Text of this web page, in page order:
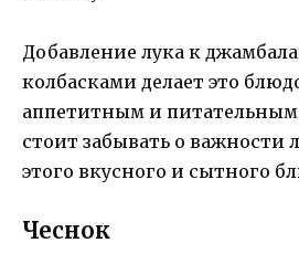
Добавление лука к
колбасками делает это
аппетитным и
стоит забывать о важности
этого вкусного и сытного
Чеснок